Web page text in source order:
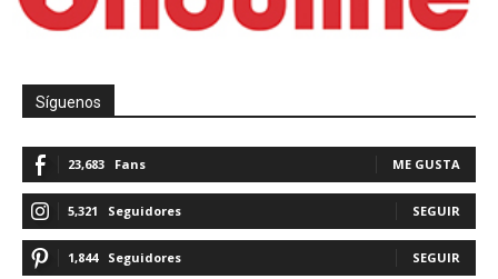
Síguenos
23,683 Fans ME GUSTA
5,321 Seguidores SEGUIR
1,844 Seguidores SEGUIR